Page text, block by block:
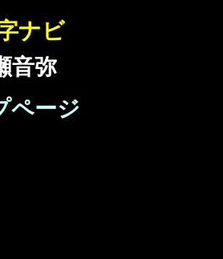
ナビ
音弥
ページ